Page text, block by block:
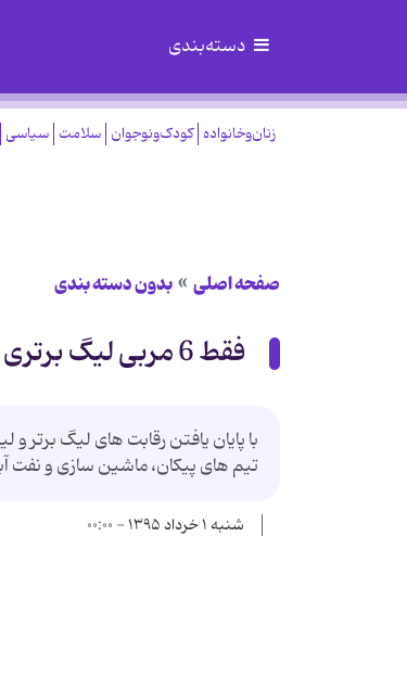
دسته‌بندی
زنان‌وخانواده کودک‌ونوجوان سلامت سیاسی
صفحه اصلی بدون دسته بندی
فقط 6 مربی لیگ برتری قرارداد دارند!
تیم های پیکان، ماشین سازی و نفت
شنبه ۱ خرداد ۱۳۹۵ - ۰۰:۰۰